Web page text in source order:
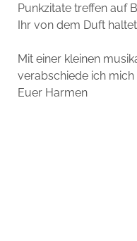
Punkzitate treffen auf
Ihr von dem Duft
Mit einer kleinen
verabschiede ich mich
Euer Harmen